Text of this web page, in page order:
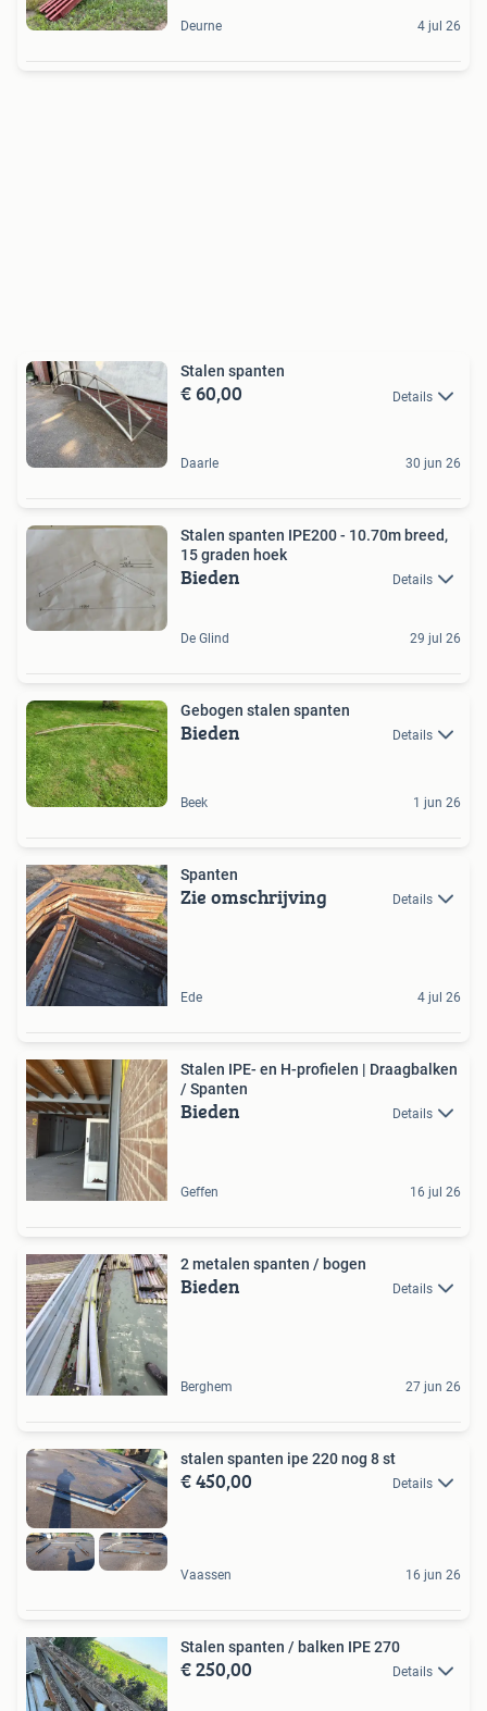
Deurne 4 jul 26
Stalen spanten
€ 60,00 Details
Daarle 30 jun 26
Stalen spanten IPE200 - 10.70m breed,
15 graden hoek
Bieden Details
De Glind 29 jul 26
Gebogen stalen spanten
Bieden Details
Beek 1 jun 26
Spanten
Zie omschrijving Details
Ede 4 jul 26
Stalen IPE- en H-profielen | Draagbalken
/ Spanten
Bieden Details
Geffen 16 jul 26
2 metalen spanten / bogen
Bieden Details
Berghem 27 jun 26
stalen spanten ipe 220 nog 8 st
€ 450,00 Details
Vaassen 16 jun 26
Stalen spanten / balken IPE 270
€ 250,00 Details